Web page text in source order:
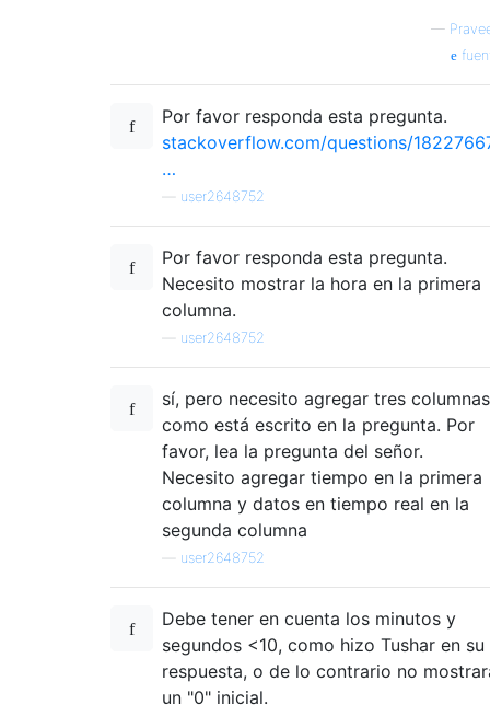
—
Por favor responda esta pregunta.
stackoverflow.com/questions/
…
user2648752
Por favor responda esta pregunta.
Necesito mostrar la hora en la primera
columna.
user2648752
sí, pero necesito agregar tres columnas
como está escrito en la pregunta. Por
favor, lea la pregunta del señor.
Necesito agregar tiempo en la primera
columna y datos en tiempo real en la
segunda columna
user2648752
Debe tener en cuenta los minutos y
segundos <10, como hizo Tushar en su
respuesta, o de lo contrario no
un "0" inicial.